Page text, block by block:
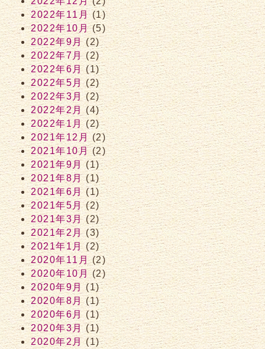
2022年11月(1)
2022年10月(5)
2022年9月(2)
2022年7月(2)
2022年6月(1)
2022年5月(2)
2022年3月(2)
2022年2月(4)
2022年1月(2)
2021年12月(2)
2021年10月(2)
2021年9月(1)
2021年8月(1)
2021年6月(1)
2021年5月(2)
2021年3月(2)
2021年2月(3)
2021年1月(2)
2020年11月(2)
2020年10月(2)
2020年9月(1)
2020年8月(1)
2020年6月(1)
2020年3月(1)
2020年2月(1)